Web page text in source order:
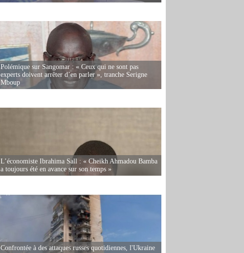
Polémique sur Sangomar : « Ceux qui ne sont pas
experts doivent arrêter d’en parler », tranche Serigne
Mboup
L’économiste Ibrahima Sall : « Cheikh Ahmadou Bamba
a toujours été en avance sur son temps »
Confrontée à des attaques russes quotidiennes, l'Ukraine